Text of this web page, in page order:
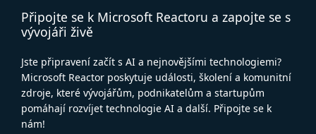
Připojte se k Microsoft Reactoru a zapojte se s
vývojáři živě
Jste připravení začít s AI a nejnovějšími technologiemi?
Microsoft Reactor poskytuje události, školení a komunitní
zdroje, které vývojářům, podnikatelům a startupům
pomáhají rozvíjet technologie AI a další. Připojte se k
nám!